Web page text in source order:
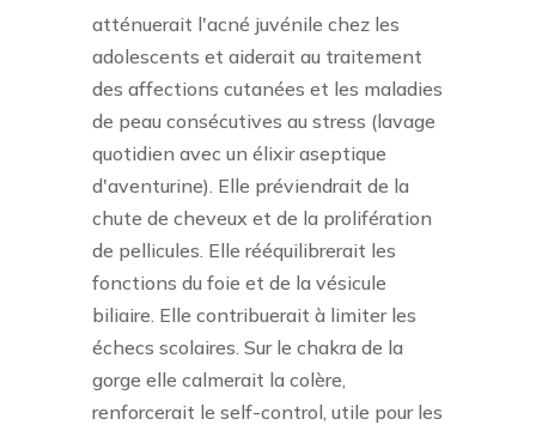
atténuerait l'acné juvénile chez les
adolescents et aiderait au traitement
des affections cutanées et les maladies
de peau consécutives au stress (lavage
quotidien avec un élixir aseptique
d'aventurine). Elle préviendrait de la
chute de cheveux et de la prolifération
de pellicules. Elle rééquilibrerait les
fonctions du foie et de la vésicule
biliaire. Elle contribuerait à limiter les
échecs scolaires. Sur le chakra de la
gorge elle calmerait la colère,
renforcerait le self-control, utile pour les